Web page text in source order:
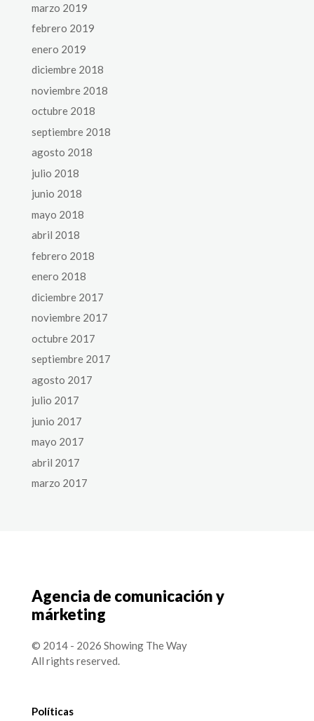
marzo 2019
febrero 2019
enero 2019
diciembre 2018
noviembre 2018
octubre 2018
septiembre 2018
agosto 2018
julio 2018
junio 2018
mayo 2018
abril 2018
febrero 2018
enero 2018
diciembre 2017
noviembre 2017
octubre 2017
septiembre 2017
agosto 2017
julio 2017
junio 2017
mayo 2017
abril 2017
marzo 2017
Agencia de comunicación y
márketing
© 2014 - 2026 Showing The Way
All rights reserved.
Políticas